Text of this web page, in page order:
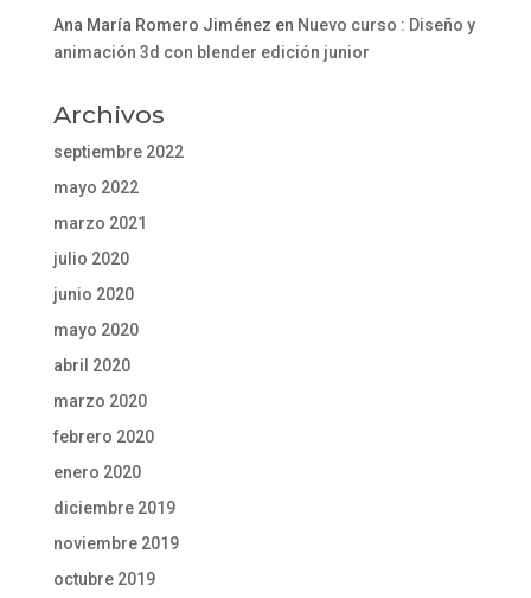
Ana María Romero Jiménez en Nuevo curso : Diseño y
animación 3d con blender edición junior
Archivos
septiembre 2022
mayo 2022
marzo 2021
julio 2020
junio 2020
mayo 2020
abril 2020
marzo 2020
febrero 2020
enero 2020
diciembre 2019
noviembre 2019
octubre 2019